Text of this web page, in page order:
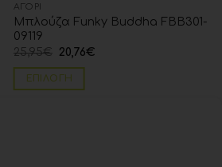
ΑΓΌΡΙ
Μπλούζα Funky Buddha FBB301-
09119
25,95€ 20,76€
ΕΠΙΛΟΓΉ